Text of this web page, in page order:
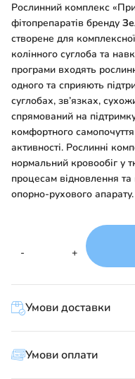
Рослинний комплекс
фітопрепаратів бренду
створене для
колінного суглоба та
програми входять
одного та сприяють
суглобах, зв’язках,
спрямований на
комфортного
активності. Рослинні
нормальний кровообіг у
процесам відновлення
опорно-рухового апарату.
-
Рослинний
№66
«При
кістах
Бейкера»
кількість
+
Умови доставки
Умови оплати